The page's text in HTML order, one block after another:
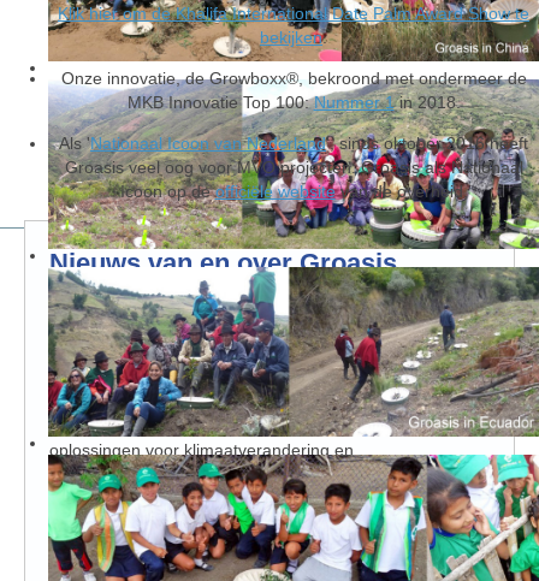
Klik hier om de Khalifa International Date Palm Award Show te
bekijken.
Onze innovatie, de Growboxx®, bekroond met ondermeer de
MKB Innovatie Top 100:Nummer 1in 2018.
Als 'Nationaal Icoon van Nederland', sinds oktober 2016 heeft
Groasis veel oog voor MVO projecten. Groasis als Nationaal
Icoon op deofficiële websitevan de overheid.
Nieuws van en over Groasis
Groasis bij Villars Summit
14 maart 2025: Van 18 tot 22 maart 2025 neemt Groasis
deel aan de prestigieuze Villars Institute Summit, waar
wereldwijde experts samenwerken aan duurzame
oplossingen voor klimaatverandering en
voedselzekerheid. Op 21 maart zal onze CEO Wout Hoff
presenteren hoe de baanbrekende technologie van
Groasis bijdraagt aan voedselzekerheid in droge
gebieden, zonder gebruik te maken van irrigatie. Ontdek
meer over Groasis' deelname aan de Villars Institute